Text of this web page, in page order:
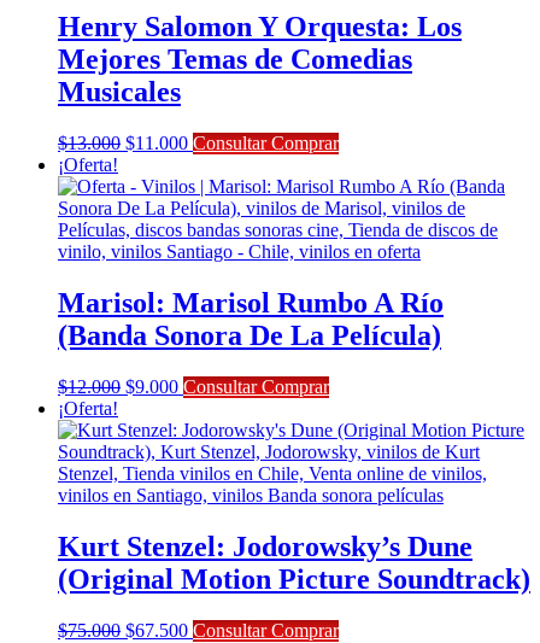
Henry Salomon Y Orquesta: Los
Mejores Temas de Comedias
Musicales
$13.000 El
original
era:
$13.000.
$11.000El
actual
es:
$11.000.
Consultar Comprar
¡Oferta!
Marisol: Marisol Rumbo A Río
(Banda Sonora De La Película)
$12.000 El
original
era:
$12.000.
$9.000El
actual
es:
$9.000.
Consultar Comprar
¡Oferta!
Kurt Stenzel: Jodorowsky’s Dune
(Original Motion Picture Soundtrack)
$75.000 El
$67.500ElConsultar Comprar